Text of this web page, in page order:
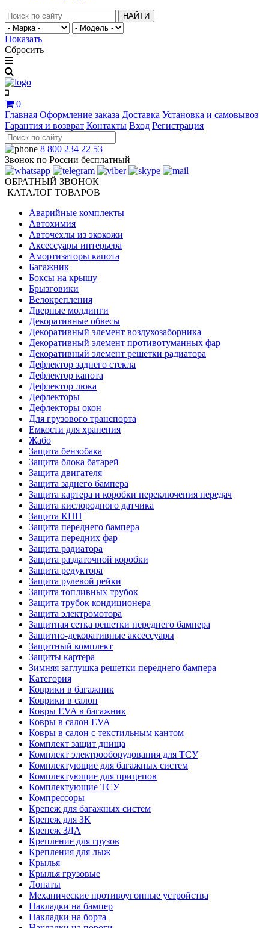
НАЙТИ
Показать
Сбросить
0
Главная Оформление заказа Доставка Установка и самовывоз
Гарантия и возврат Контакты Вход Регистрация
8 800 234 22 53
Звонок по России бесплатный
ОБРАТНЫЙ ЗВОНОК
КАТАЛОГ ТОВАРОВ
Аварийные комплекты
Автохимия
Авточехлы из экокожи
Аксессуары интерьера
Амортизаторы капота
Багажник
Боксы на крышу
Брызговики
Велокрепления
Дверные молдинги
Декоративные обвесы
Декоративный элемент воздухозаборника
Декоративный элемент противотуманных фар
Декоративный элемент решетки радиатора
Дефлектор заднего стекла
Дефлектор капота
Дефлектор люка
Дефлекторы
Дефлекторы окон
Для грузового транспорта
Емкости для хранения
Жабо
Защита бензобака
Защита блока батарей
Защита двигателя
Защита заднего бампера
Защита картера и коробки переключения передач
Защита кислородного датчика
Защита КПП
Защита переднего бампера
Защита передних фар
Защита радиатора
Защита раздаточной коробки
Защита редуктора
Защита рулевой рейки
Защита топливных трубок
Защита трубок кондиционера
Защита электромотора
Защитная сетка решетки переднего бампера
Защитно-декоративные аксессуары
Защитный комплект
Защиты картера
Зимняя заглушка решетки переднего бампера
Категория
Коврики в багажник
Коврики в салон
Ковры EVA в багажник
Ковры в салон EVA
Ковры в салон с текстильным кантом
Комплект защит днища
Комплект электрооборудования для ТСУ
Комплектующие для багажных систем
Комплектующие для прицепов
Комплектующие ТСУ
Компрессоры
Крепеж для багажных систем
Крепеж для ЗК
Крепеж ЗДА
Крепление для грузов
Крепления для лыж
Крылья
Крылья грузовые
Лопаты
Механические противоугонные устройства
Накладки на бампер
Накладки на борта